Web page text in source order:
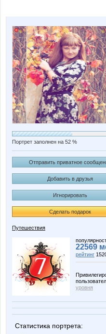
Портрет заполнен на 52 %
Отправить приватное
Добавить в друзья
Игнорировать
Сделать подарок
Путешествия
22569
рейтинг
уровня
Статистика портрета: